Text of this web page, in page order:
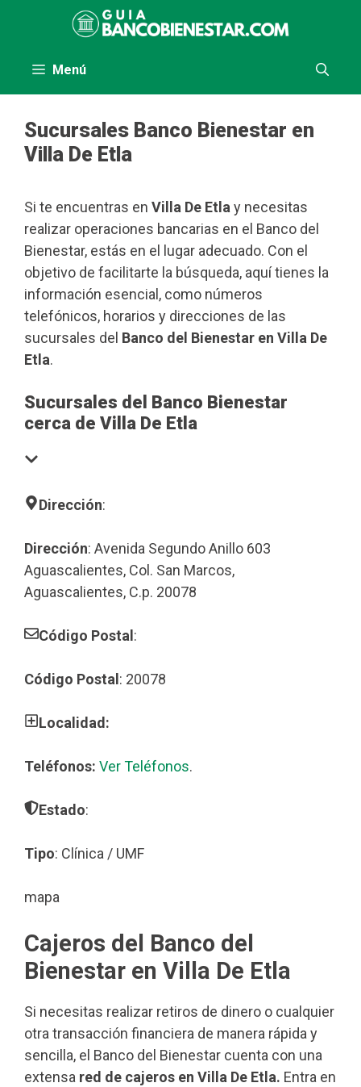
Menú
Sucursales Banco Bienestar en
Villa De Etla
Si te encuentras en Villa De Etla y necesitas
realizar operaciones bancarias en el Banco del
Bienestar, estás en el lugar adecuado. Con el
objetivo de facilitarte la búsqueda, aquí tienes la
información esencial, como números
telefónicos, horarios y direcciones de las
sucursales del Banco del Bienestar en Villa De
Etla.
Sucursales del Banco Bienestar
cerca de Villa De Etla
Dirección:
Dirección: Avenida Segundo Anillo 603
Aguascalientes, Col. San Marcos,
Aguascalientes, C.p. 20078
Código Postal :
Código Postal : 20078
Localidad:
Teléfonos: Ver Teléfonos.
Estado:
Tipo: Clínica / UMF
mapa
Cajeros del Banco del
Bienestar en Villa De Etla
Si necesitas realizar retiros de dinero o cualquier
otra transacción financiera de manera rápida y
sencilla, el Banco del Bienestar cuenta con una
extensa red de cajeros en Villa De Etla. Entra en